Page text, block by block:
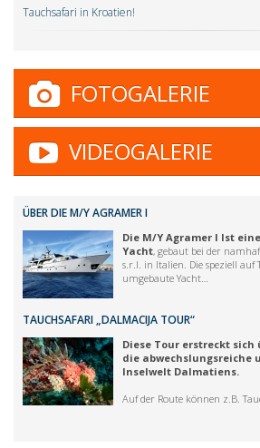
Tauchsafari in Kroatien!
FOTOGALERIE
VIDEOGALERIE
ÜBER DIE M/Y AGRAMER I
Die M/Y Agramer I Ist
Yacht, gebaut bei der
s.r.l. in Italien. Die speziell auf
umgebaute Yacht…
TAUCHSAFARI „DALMACIJA TOUR“
Diese Tour erstreckt sich
die abwechslungsreiche
Inselwelt Dalmatiens.
Auf der Route können z.B.